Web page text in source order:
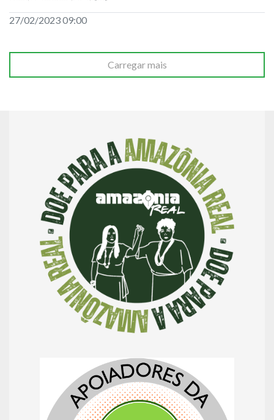
27/02/2023 09:00
Carregar mais